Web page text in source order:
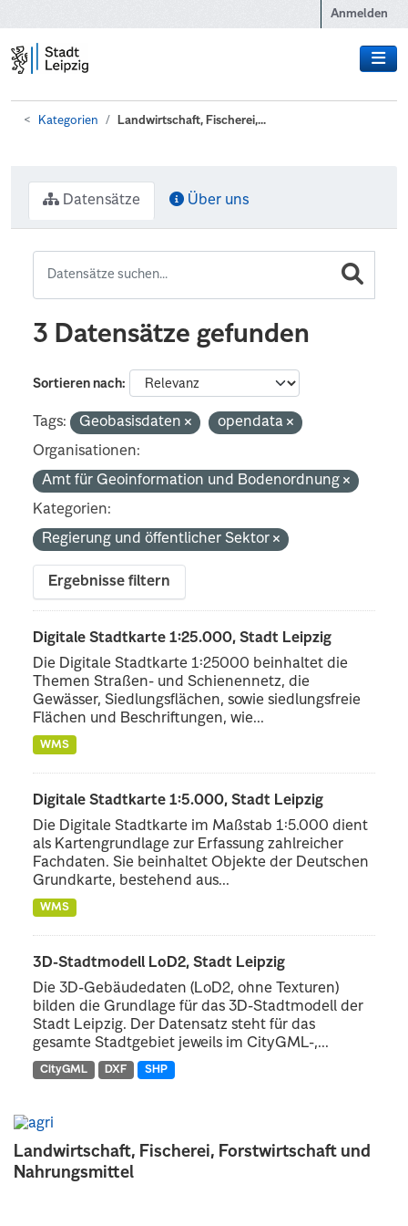
Anmelden
Kategorien Landwirtschaft, Fischerei,...
Landwirtschaft, Fischerei, Forstwirtschaft und
Nahrungsmittel
Datensätze Über uns
3 Datensätze gefunden
Sortieren nach
Tags: Geobasisdaten
opendata
Organisationen:
Amt für Geoinformation und Bodenordnung
Kategorien:
Regierung und öffentlicher Sektor
Ergebnisse filtern
Digitale Stadtkarte 1:25.000, Stadt Leipzig
Die Digitale Stadtkarte 1:25000 beinhaltet die
Themen Straßen- und Schienennetz, die
Gewässer, Siedlungsflächen, sowie siedlungsfreie
Flächen und Beschriftungen, wie...
WMS
Digitale Stadtkarte 1:5.000, Stadt Leipzig
Die Digitale Stadtkarte im Maßstab 1:5.000 dient
als Kartengrundlage zur Erfassung zahlreicher
Fachdaten. Sie beinhaltet Objekte der Deutschen
Grundkarte, bestehend aus...
WMS
3D-Stadtmodell LoD2, Stadt Leipzig
Die 3D-Gebäudedaten (LoD2, ohne Texturen)
bilden die Grundlage für das 3D-Stadtmodell der
Stadt Leipzig. Der Datensatz steht für das
gesamte Stadtgebiet jeweils im CityGML-,...
CityGML DXF SHP